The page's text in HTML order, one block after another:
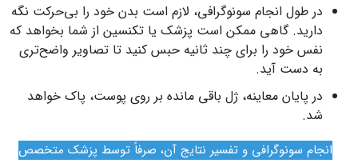
در طول انجام سونوگرافی، لازم است بدن خود را بی‌حرکت نگه
دارید. گاهی ممکن است پزشک یا تکنسین از شما بخواهد که
نفس خود را برای چند ثانیه حبس کنید تا تصاویر واضح‌تری
به دست آید.
در پایان معاینه، ژل باقی‌ مانده بر روی پوست، پاک خواهد
شد.
انجام سونوگرافی و تفسیر نتایج آن، صرفاً توسط پزشک متخصص